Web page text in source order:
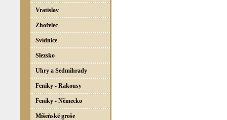
Vratislav
Zhořelec
Svídnice
Slezsko
Uhry a Sedmihrady
Feniky - Rakousy
Feniky - Německo
Míšeňské groše